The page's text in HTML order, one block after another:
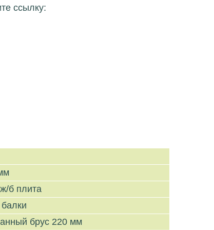
ссылку:
б плита
брус 220 мм